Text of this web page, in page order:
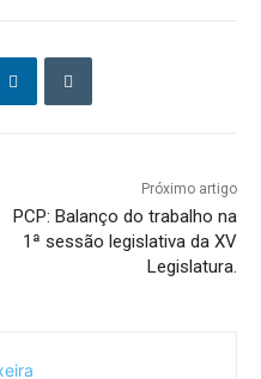
Próximo artigo
PCP: Balanço do trabalho na
1ª sessão legislativa da XV
Legislatura.